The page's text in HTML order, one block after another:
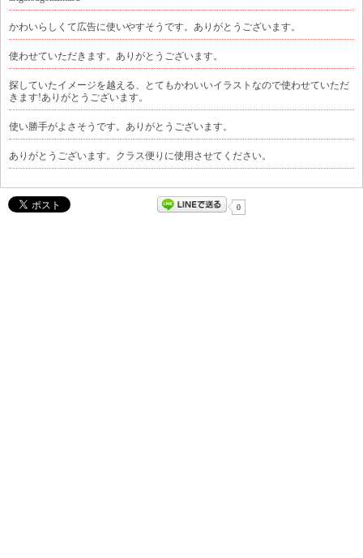
かわいらしくて広告に使いやすそうです。ありがとうございます。
使わせていただきます。ありがとうございます。
探していたイメージを越える、とてもかわいいイラストなので使わせていただ
きます!ありがとうございます。
使い勝手がよさそうです。ありがとうございます。
ありがとうございます。クラス便りに使用させてください。
0